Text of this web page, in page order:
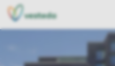
NL
EN